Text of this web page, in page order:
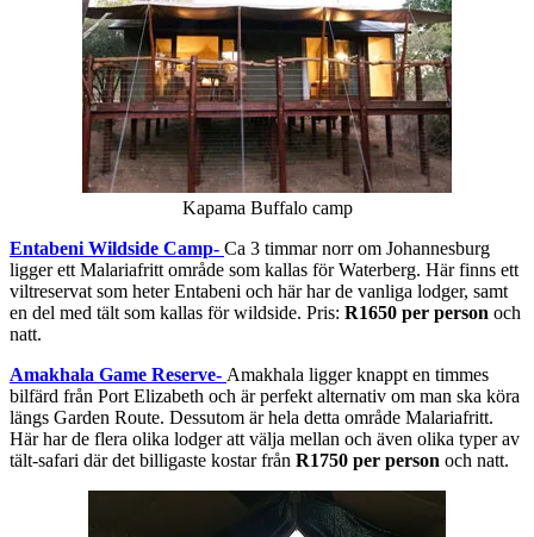
Kapama Buffalo camp
Entabeni Wildside Camp- Ca 3 timmar norr om Johannesburg
ligger ett Malariafritt område som kallas för Waterberg. Här finns ett
viltreservat som heter Entabeni och här har de vanliga lodger, samt
en del med tält som kallas för wildside. Pris: R1650 per person och
natt.
Amakhala Game Reserve- Amakhala ligger knappt en timmes
bilfärd från Port Elizabeth och är perfekt alternativ om man ska köra
längs Garden Route. Dessutom är hela detta område Malariafritt.
Här har de flera olika lodger att välja mellan och även olika typer av
tält-safari där det billigaste kostar från R1750 per person och natt.